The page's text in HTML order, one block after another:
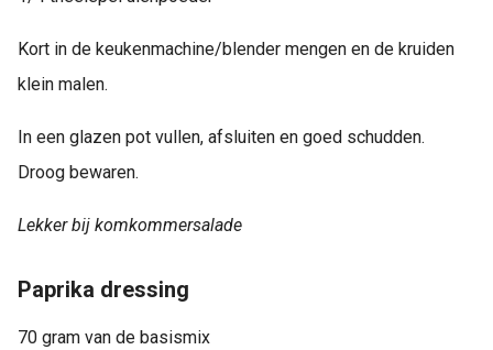
Kort in de keukenmachine/blender mengen en de kruiden
klein malen.
In een glazen pot vullen, afsluiten en goed schudden.
Droog bewaren.
Lekker bij komkommersalade
Paprika dressing
70 gram van de basismix